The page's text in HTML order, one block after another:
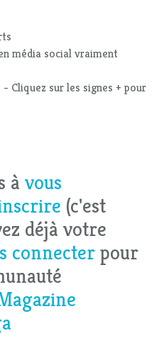
média social vraiment
Cliquez sur les signes + pour
à vous
(c'est
déjà votre
connecter pour